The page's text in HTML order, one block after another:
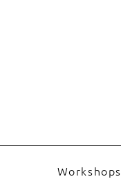
Workshops